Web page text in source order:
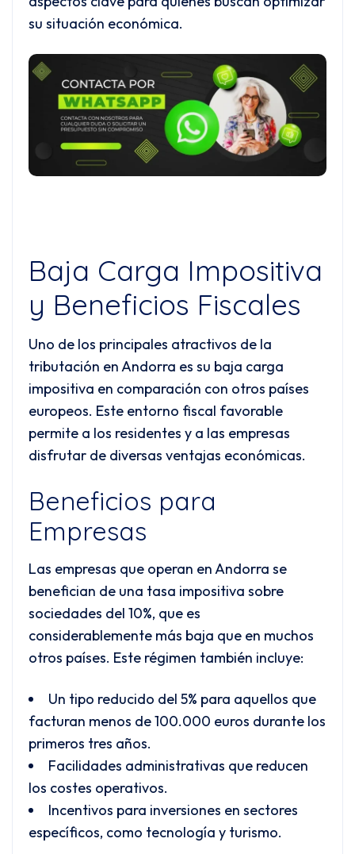
su situación económica.
Baja Carga Impositiva
y Beneficios Fiscales
Uno de los principales atractivos de la
tributación en Andorra es su baja carga
impositiva en comparación con otros países
europeos. Este entorno fiscal favorable
permite a los residentes y a las empresas
disfrutar de diversas ventajas económicas.
Beneficios para
Empresas
Las empresas que operan en Andorra se
benefician de una tasa impositiva sobre
sociedades del 10%, que es
considerablemente más baja que en muchos
otros países. Este régimen también incluye:
Un tipo reducido del 5% para aquellos que
facturan menos de 100.000 euros durante los
primeros tres años.
Facilidades administrativas que reducen
los costes operativos.
Incentivos para inversiones en sectores
específicos, como tecnología y turismo.